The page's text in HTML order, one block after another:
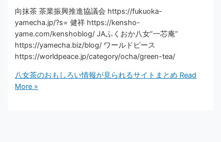
向抹茶 茶業振興推進協議会 https://fukuoka-
yamecha.jp/?s= 健祥 https://kensho-
yame.com/kenshoblog/ JAふくおか八女”一芯庵”
https://yamecha.biz/blog/ ワールドピース
https://worldpeace.jp/category/ocha/green-tea/
八女茶のおもしろい情報が見られるサイトまとめ Read
More »